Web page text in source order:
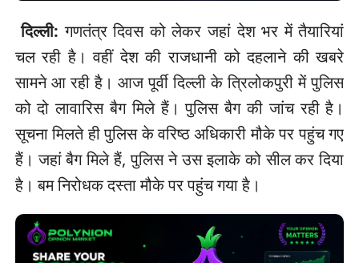
दिल्ली: गणतंत्र दिवस को लेकर जहां देश भर में तैयारियां
चल रही है। वहीं देश की राजधानी को दहलाने की खबरे
सामने आ रही है। आज पूर्वी दिल्ली के त्रिलोकपुरी में पुलिस
को दो लावारिस बैग मिले हैं। पुलिस बैग की जांच रही है।
सूचना मिलते ही पुलिस के वरिष्ठ अधिकारी मौके पर पहुंच गए
हैं। जहां बैग मिले हैं, पुलिस ने उस इलाके को सील कर दिया
है। बम निरोधक दस्ता मौके पर पहुंच गया है।